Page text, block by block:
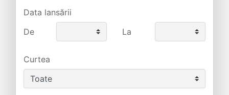
Data lansării
De
La
Curtea